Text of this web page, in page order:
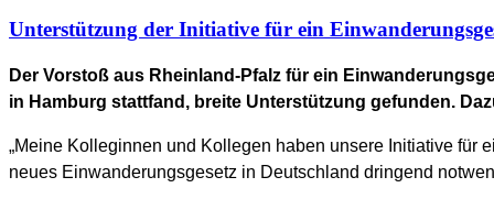
Unterstützung der Initiative für ein
Der Vorstoß aus Rheinland-Pfalz für ein
in Hamburg stattfand, breite Unterstützung gefunden.
„Meine Kolleginnen und Kollegen haben unsere Initiative
neues Einwanderungsgesetz in Deutschland dringend